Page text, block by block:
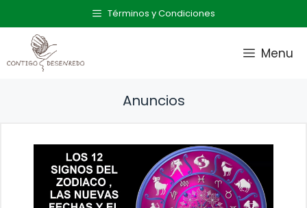
al
contenido
Términos y Condiciones
Menu
Anuncios